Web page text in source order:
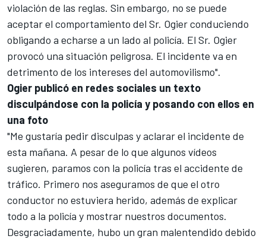
violación de las reglas. Sin embargo, no se puede
aceptar el comportamiento del Sr. Ogier conduciendo
obligando a echarse a un lado al policía. El Sr. Ogier
provocó una situación peligrosa. El incidente va en
detrimento de los intereses del automovilismo".
Ogier publicó en redes sociales un texto
disculpándose con la policía y posando con ellos en
una foto
"Me gustaría pedir disculpas y aclarar el incidente de
esta mañana. A pesar de lo que algunos vídeos
sugieren, paramos con la policía tras el accidente de
tráfico. Primero nos aseguramos de que el otro
conductor no estuviera herido, además de explicar
todo a la policía y mostrar nuestros documentos.
Desgraciadamente, hubo un gran malentendido debido